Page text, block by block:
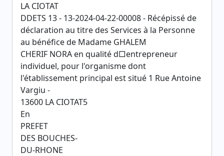
LA CIOTAT
DDETS 13 - 13-2024-04-22-00008 - Récépissé de
déclaration au titre des Services à la Personne
au bénéfice de Madame GHALEM
CHERIF NORA en qualité d□entrepreneur
individuel, pour l'organisme dont
l'établissement principal est situé 1 Rue Antoine
Vargiu -
13600 LA CIOTAT5
En
PREFET
DES BOUCHES-
DU-RHONE